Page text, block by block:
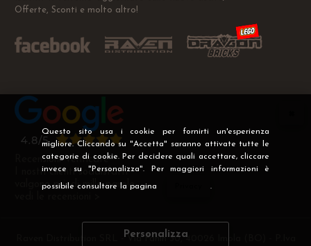
Questo sito usa i cookie per fornirti un'esperienza
migliore. Cliccando su "Accetta" saranno attivate tutte le
categorie di cookie. Per decidere quali accettare, cliccare
invece su "Personalizza". Per maggiori informazioni è
possibile consultare la pagina .
Personalizza
Offerte, Sconti e molto altro!
Recensioni Verificate
I nostri clienti soddisfatti
valgono più di mille parole
Raven Distribution SRL - Via Fanin 30, 40026 Imola (BO) - P.Iva